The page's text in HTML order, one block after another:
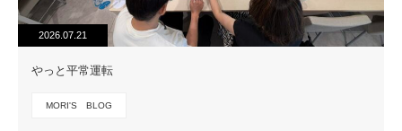
2026.07.21
やっと平常運転
MORI'S BLOG